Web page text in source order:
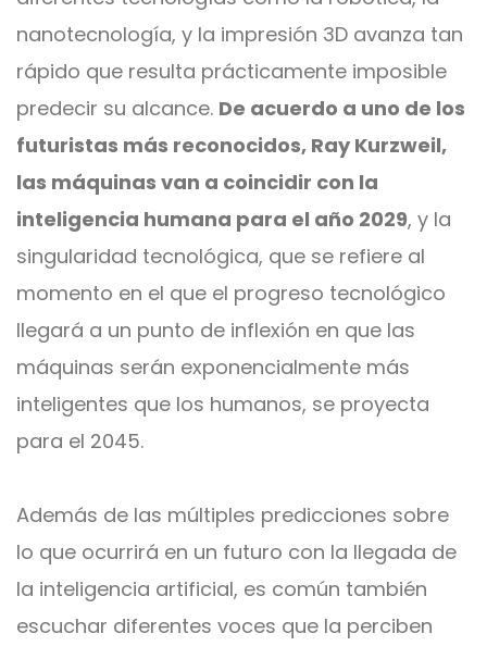
nanotecnología, y la impresión 3D avanza tan
rápido que resulta prácticamente imposible
predecir su alcance. De acuerdo a uno de los
futuristas más reconocidos, Ray Kurzweil,
las máquinas van a coincidir con la
inteligencia humana para el año 2029, y la
singularidad tecnológica, que se refiere al
momento en el que el progreso tecnológico
llegará a un punto de inflexión en que las
máquinas serán exponencialmente más
inteligentes que los humanos, se proyecta
para el 2045.
Además de las múltiples predicciones sobre
lo que ocurrirá en un futuro con la llegada de
la inteligencia artificial, es común también
escuchar diferentes voces que la perciben